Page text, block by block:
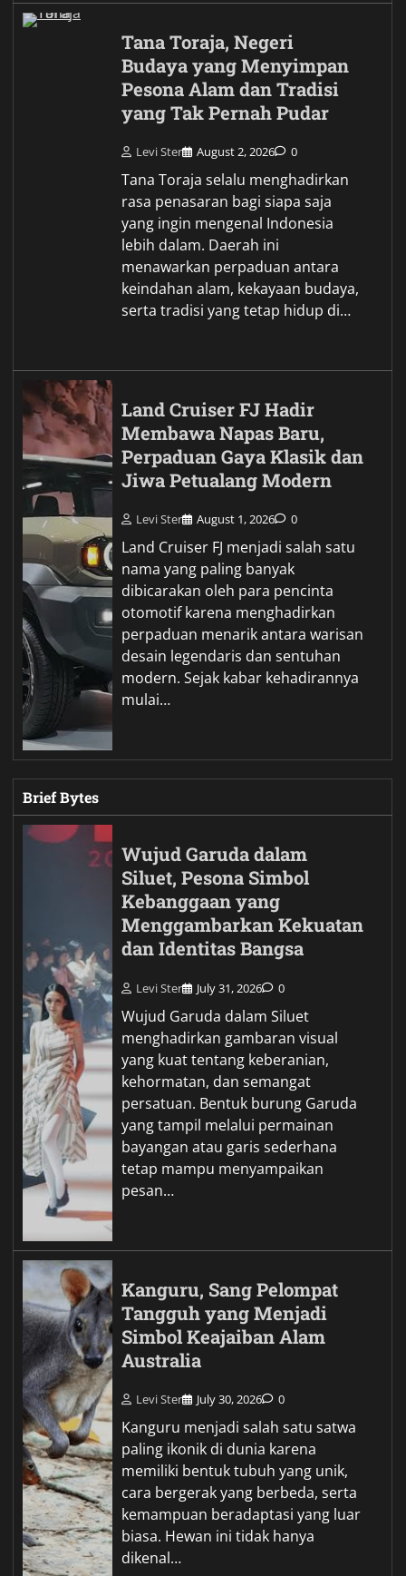
Tana Toraja, Negeri
Budaya yang Menyimpan
Pesona Alam dan Tradisi
yang Tak Pernah Pudar
Levi Ster August 2, 2026 0
Tana Toraja selalu menghadirkan
rasa penasaran bagi siapa saja
yang ingin mengenal Indonesia
lebih dalam. Daerah ini
menawarkan perpaduan antara
keindahan alam, kekayaan budaya,
serta tradisi yang tetap hidup di…
Land Cruiser FJ Hadir
Membawa Napas Baru,
Perpaduan Gaya Klasik dan
Jiwa Petualang Modern
Levi Ster August 1, 2026 0
Land Cruiser FJ menjadi salah satu
nama yang paling banyak
dibicarakan oleh para pencinta
otomotif karena menghadirkan
perpaduan menarik antara warisan
desain legendaris dan sentuhan
modern. Sejak kabar kehadirannya
mulai…
Brief Bytes
Wujud Garuda dalam
Siluet, Pesona Simbol
Kebanggaan yang
Menggambarkan Kekuatan
dan Identitas Bangsa
Levi Ster July 31, 2026 0
Wujud Garuda dalam Siluet
menghadirkan gambaran visual
yang kuat tentang keberanian,
kehormatan, dan semangat
persatuan. Bentuk burung Garuda
yang tampil melalui permainan
bayangan atau garis sederhana
tetap mampu menyampaikan
pesan…
Kanguru, Sang Pelompat
Tangguh yang Menjadi
Simbol Keajaiban Alam
Australia
Levi Ster July 30, 2026 0
Kanguru menjadi salah satu satwa
paling ikonik di dunia karena
memiliki bentuk tubuh yang unik,
cara bergerak yang berbeda, serta
kemampuan beradaptasi yang luar
biasa. Hewan ini tidak hanya
dikenal…